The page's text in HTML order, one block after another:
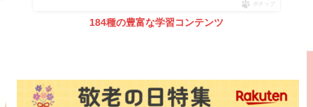
ポチップ
184種の豊富な学習コンテンツ